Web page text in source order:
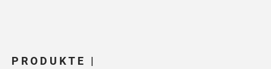
PRODUKTE |